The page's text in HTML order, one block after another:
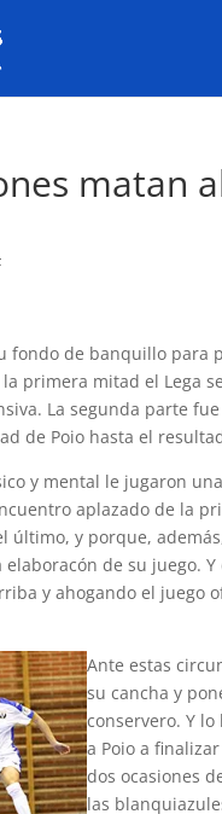
matan
fondo de banquillo
primera mitad el Lega
La segunda parte
de Poio hasta el
y mental le jugaron
aplazado de la
último, y porque,
de su juego.
y ahogando el juego
Ante estas
su cancha y
conservero. Y
a Poio a
dos ocasiones
las